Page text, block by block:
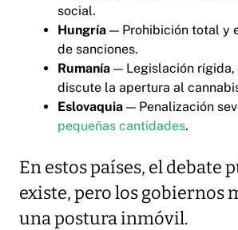
social.
Hungría — Prohibición total y
de sanciones.
Rumanía — Legislación rígida,
discute la apertura al
Eslovaquia — Penalización
pequeñas cantidades.
En estos países, el debate
existe, pero los gobiernos
una postura inmóvil.